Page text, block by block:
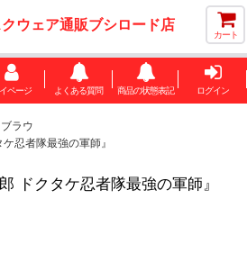
ウェア通販ブシロード店
カート
ページ よくある質問 商品の状態表記 ログイン
ラウ
忍者隊最強の軍師』
ドクタケ忍者隊最強の軍師』